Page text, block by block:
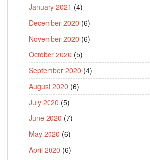
January 2021 (4)
December 2020 (6)
November 2020 (6)
October 2020 (5)
September 2020 (4)
August 2020 (6)
July 2020 (5)
June 2020 (7)
May 2020 (6)
April 2020 (6)